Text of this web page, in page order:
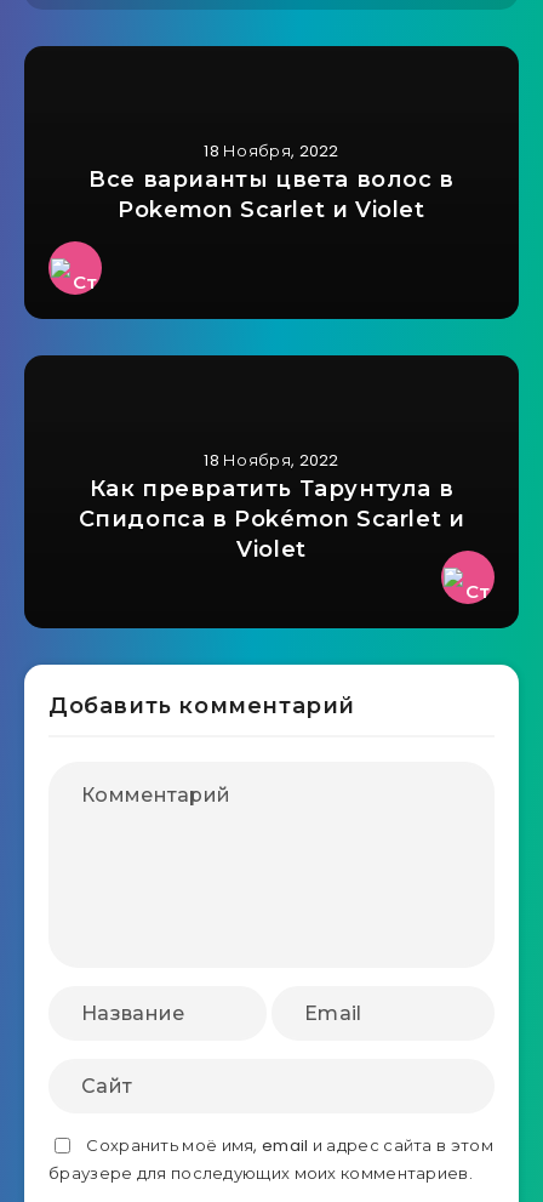
18 Ноября, 2022
Все варианты цвета волос в
Pokemon Scarlet и Violet
18 Ноября, 2022
Как превратить Тарунтула в
Спидопса в Pokémon Scarlet и
Violet
Добавить комментарий
Сохранить моё имя, email и адрес сайта в этом
браузере для последующих моих комментариев.